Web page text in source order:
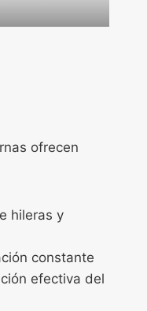
ofrecen
hileras y
constante
efectiva del